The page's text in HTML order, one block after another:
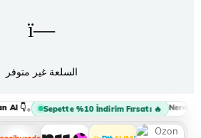
السلعة غير متوفر
Al 👇• Sepette %10 İndirim Fırsatı 🔥 Nereden